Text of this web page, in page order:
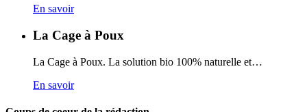
En savoir
La Cage à Poux
La Cage à Poux. La solution bio 100% naturelle et…
En savoir